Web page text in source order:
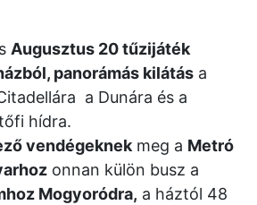
Augusztus 20 tűzijáték
panorámás kilátás a
a Dunára és a
hídra.
vendégeknek meg a Metró
onnan külön busz a
Mogyoródra, a háztól 48